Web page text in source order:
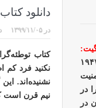
:
هری ترومن در سال ۱۹۴۷
در
در
دانلود
در ۱۳۹۹/۱۱/۰۵
کتاب
نکنید فرد کم
نشنیده‌اند.
نیم قرن است